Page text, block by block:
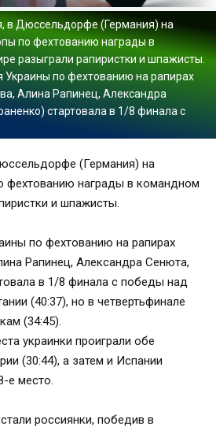
в Дюссельдорфе (Германия) на
по фехтованию награды в
разыграли рапиристки и шпажисты.
Украины по фехтованию на рапирах
Алина Рапинец, Александра
стартовала в 1/8 финала с
(Германия) на
фехтованию награды в командном
и шпажисты.
по фехтованию на рапирах
Рапинец, Александра Сенюта,
в 1/8 финала с победы над
(40:37), но в четвертьфинале
(34:45).
украинки проиграли обе
(30:44), а затем и Испании
е место.
россиянки, победив в